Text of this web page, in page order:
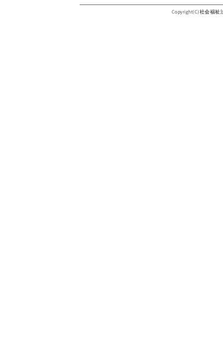
Copyright(C)社会福祉